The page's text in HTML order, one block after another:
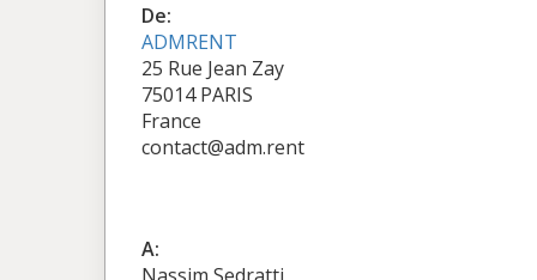
De:
ADMRENT
25 Rue Jean Zay
75014 PARIS
France
contact@adm.rent
A: